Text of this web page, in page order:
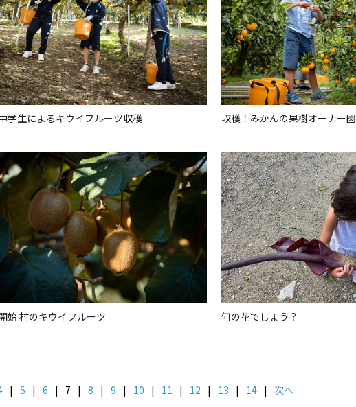
学生によるキウイフルーツ収穫 収穫！みかんの果樹オーナー園
始 村のキウイフルーツ 何の花でしょう？
| 5 | 6 | 7 | 8 | 9 | 10 | 11 | 12 | 13 | 14 | 次へ